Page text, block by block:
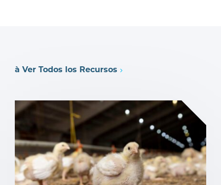
à Ver Todos los Recursos